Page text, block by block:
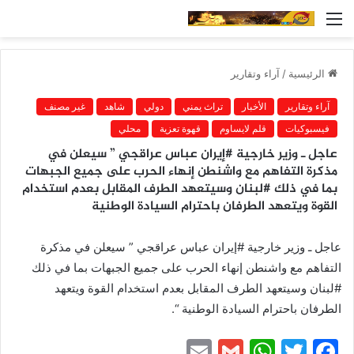
القائمة
الرئيسية / آراء وتقارير
آراء وتقارير الأخبار تراث يمني دولي شاهد
غير مصنف
فيسبوكيات
قلم لايساوم قهوة تعزية محلي
عاجل ـ وزير خارجية #إيران عباس عراقجي ” سيعلن في
مذكرة التفاهم مع واشنطن إنهاء الحرب على جميع الجبهات
بما في ذلك #لبنان وسيتعهد الطرف المقابل بعدم استخدام
القوة ويتعهد الطرفان باحترام السيادة الوطنية
عاجل ـ وزير خارجية #إيران عباس عراقجي ” سيعلن في مذكرة
التفاهم مع واشنطن إنهاء الحرب على جميع الجبهات بما في ذلك
#لبنان وسيتعهد الطرف المقابل بعدم استخدام القوة ويتعهد
الطرفان باحترام السيادة الوطنية “.